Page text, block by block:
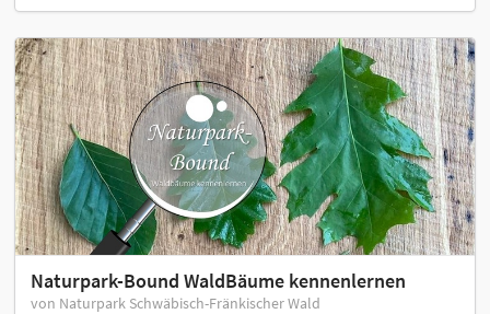
Naturpark-Bound WaldBäume kennenlernen
von Naturpark Schwäbisch-Fränkischer Wald